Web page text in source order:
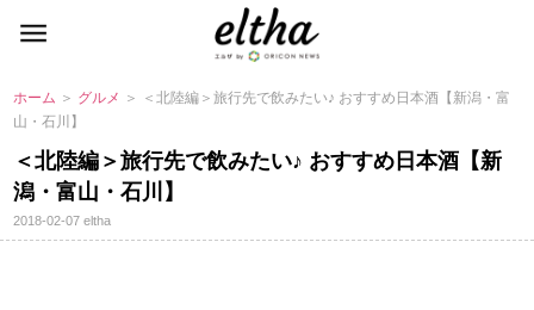
ホーム ＞ グルメ ＞ ＜北陸編＞旅行先で飲みたい♪ おすすめ日本酒【新潟・富
山・石川】
＜北陸編＞旅行先で飲みたい♪ おすすめ日本酒【新
潟・富山・石川】
2018-02-07eltha